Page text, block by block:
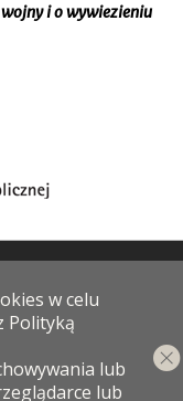
w celu
Polityką
lub
lub
i o wywiezieniu
Kalisz
22